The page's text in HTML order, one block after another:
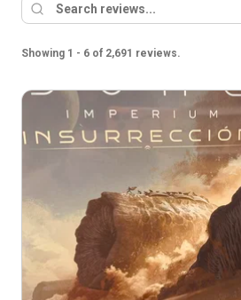
Showing 1 - 6 of 2,691 reviews.